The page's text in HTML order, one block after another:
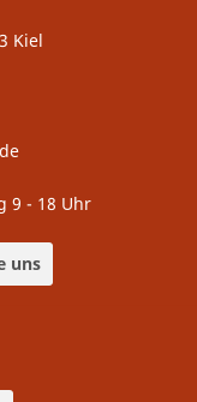
Kiel
9 - 18 Uhr
uns